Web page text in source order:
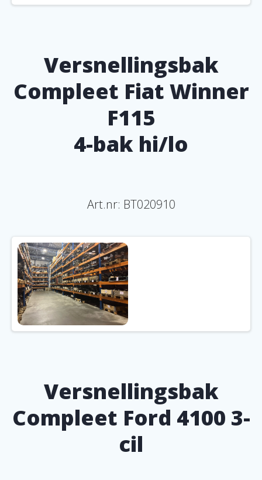
Versnellingsbak
Compleet Fiat Winner
F115
4-bak hi/lo
Art.nr: BT020910
Versnellingsbak
Compleet Ford 4100 3-
cil